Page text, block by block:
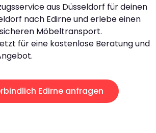
aus Düsseldorf für deinen
nach Edirne und erlebe einen
Möbeltransport.
für eine kostenlose Beratung und
Edirne anfragen